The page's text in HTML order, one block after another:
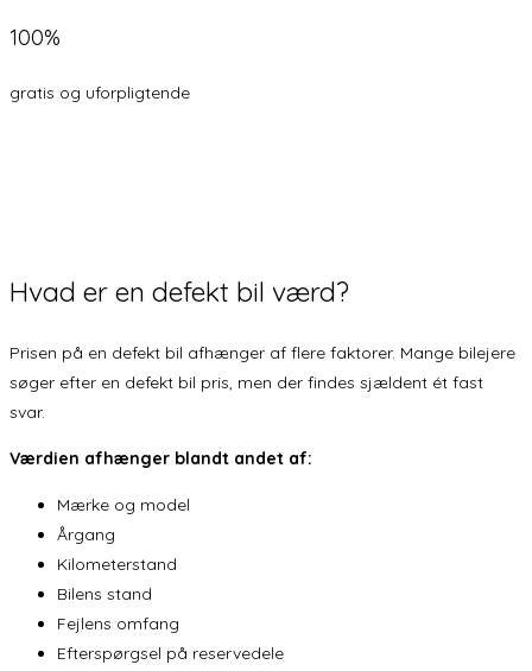
100%
gratis og uforpligtende
Hvad er en defekt bil værd?
Prisen på en defekt bil afhænger af flere faktorer. Mange bilejere
søger efter en defekt bil pris, men der findes sjældent ét fast
svar.
Værdien afhænger blandt andet af:
Mærke og model
Årgang
Kilometerstand
Bilens stand
Fejlens omfang
Efterspørgsel på reservedele